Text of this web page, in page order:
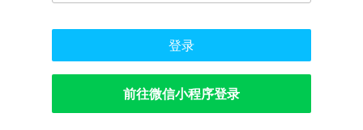
登录
前往微信小程序登录